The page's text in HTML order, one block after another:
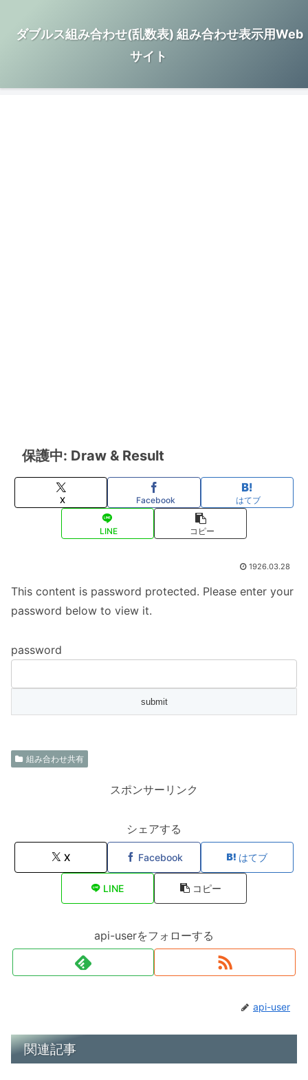
ダブルス組み合わせ(乱数表) 組み合わせ表示用Web
サイト
保護中: Draw & Result
X Facebook はてブ
LINE コピー
1926.03.28
This content is password protected. Please enter your
password below to view it.
password
組み合わせ共有
スポンサーリンク
シェアする
X Facebook はてブ
LINE コピー
api-userをフォローする
api-user
関連記事